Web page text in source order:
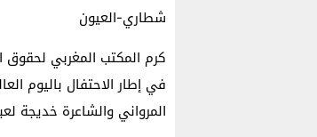
شطاري-العيون
كرم المكتب المغربي
في إطار الاحتفال باليوم
المرواني والشاعرة خديجة